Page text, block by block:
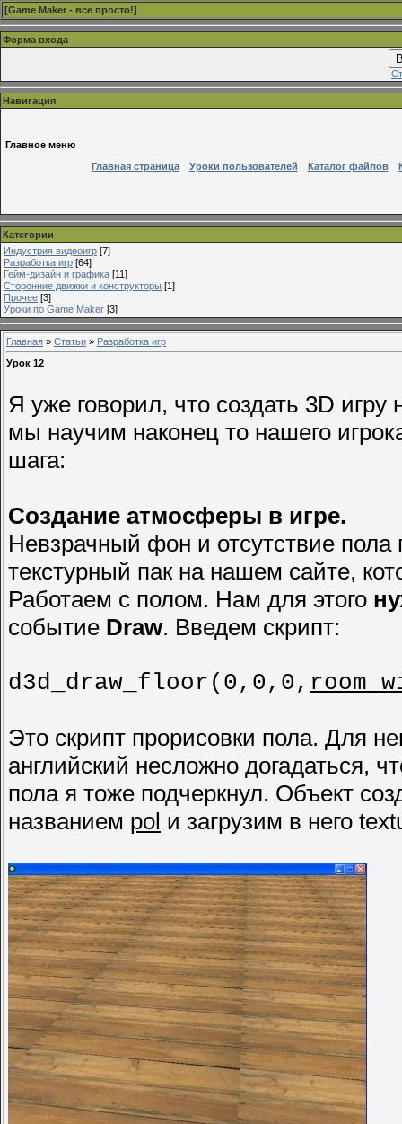
[Game Maker - все просто!]
Форма входа
Навигация
Главное меню
Главная страница
Уроки пользователей Каталог файлов
Категории
Индустрия видеоигр [7]
Разработка игр [64]
Гейм-дизайн и графика [11]
Сторонние движки и конструкторы [1]
Прочее [3]
Уроки по Game Maker [3]
Главная » Статьи » Разработка игр
Урок 12
Я уже говорил, что создать 3D
мы научим наконец то нашего
шага:
Создание атмосферы в игре.
Невзрачный фон и отсутствие
текстурный пак на нашем сайте,
Работаем с полом. Нам для этого
событие Draw. Введем скрипт:
d3d_draw_floor(0,0,0,
Это скрипт прорисовки пола. Для
английский несложно догадаться,
пола я тоже подчеркнул. Объект
названием pol и загрузим в него